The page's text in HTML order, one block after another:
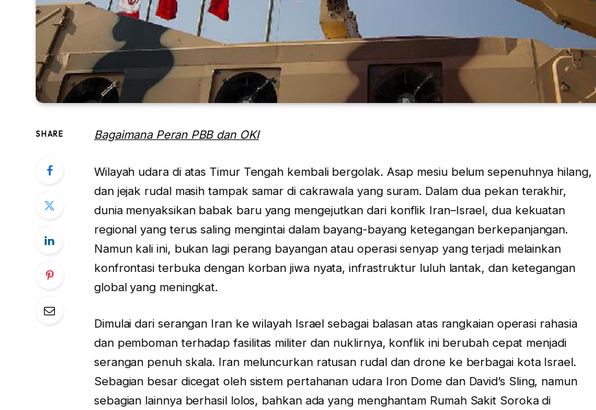
SHARE Bagaimana Peran PBB dan OKI
Wilayah udara di atas Timur Tengah kembali bergolak. Asap mesiu belum sepenuhnya hilang,
dan jejak rudal masih tampak samar di cakrawala yang suram. Dalam dua pekan terakhir,
dunia menyaksikan babak baru yang mengejutkan dari konflik Iran–Israel, dua kekuatan
regional yang terus saling mengintai dalam bayang-bayang ketegangan berkepanjangan.
Namun kali ini, bukan lagi perang bayangan atau operasi senyap yang terjadi melainkan
konfrontasi terbuka dengan korban jiwa nyata, infrastruktur luluh lantak, dan ketegangan
global yang meningkat.
Dimulai dari serangan Iran ke wilayah Israel sebagai balasan atas rangkaian operasi rahasia
dan pemboman terhadap fasilitas militer dan nuklirnya, konflik ini berubah cepat menjadi
serangan penuh skala. Iran meluncurkan ratusan rudal dan drone ke berbagai kota Israel.
Sebagian besar dicegat oleh sistem pertahanan udara Iron Dome dan David’s Sling, namun
sebagian lainnya berhasil lolos, bahkan ada yang menghantam Rumah Sakit Soroka di